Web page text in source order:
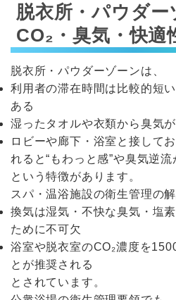
脱衣所・パウダー
CO₂・臭気・快適
脱衣所・パウダーゾーンは、
利用者の滞在時間は比較的短
ある
湿ったタオルや衣類から臭気
ロビーや廊下・浴室と接して
れると“もわっと感”や臭気逆
という特徴があります。
スパ・温浴施設の衛生管理の解
換気は湿気・不快な臭気・塩
ために不可欠
浴室や脱衣室のCO₂濃度を
とが推奨される
とされています。